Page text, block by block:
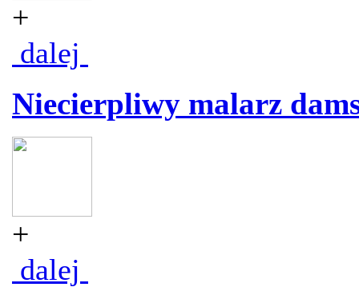
+
dalej
Niecierpliwy malarz
+
dalej